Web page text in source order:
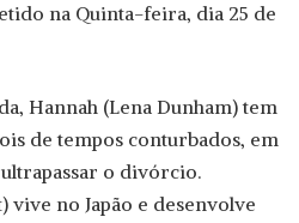
na Quinta-feira, dia 25 de
Hannah (Lena Dunham) tem
de tempos conturbados, em
o divórcio.
vive no Japão e desenvolve